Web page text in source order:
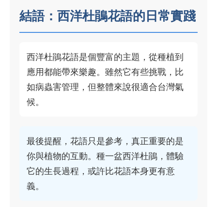
結語：西洋杜鵑花語的日常實踐
西洋杜鵑花語是個豐富的主題，從種植到
應用都能帶來樂趣。雖然它有些挑戰，比
如病蟲害管理，但整體來說很適合台灣氣
候。
最後提醒，花語只是參考，真正重要的是
你與植物的互動。種一盆西洋杜鵑，體驗
它的生長過程，或許比花語本身更有意
義。